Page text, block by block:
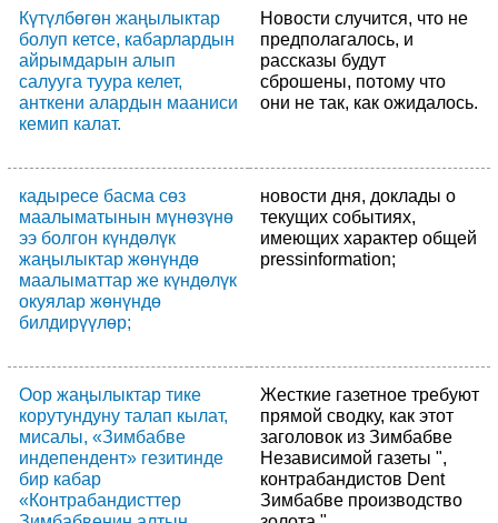
Күтүлбөгөн жаңылыктар
болуп кетсе, кабарлардын
айрымдарын алып
салууга туура келет,
анткени алардын мааниси
кемип калат.
Новости случится, что не
предполагалось, и
рассказы будут
сброшены, потому что
они не так, как ожидалось.
кадыресе басма сөз
маалыматынын мүнөзүнө
ээ болгон күндөлүк
жаңылыктар жөнүндө
маалыматтар же күндөлүк
окуялар жөнүндө
билдирүүлөр;
новости дня, доклады о
текущих событиях,
имеющих характер общей
pressinformation;
Оор жаңылыктар тике
корутундуну талап кылат,
мисалы, «Зимбабве
индепендент» гезитинде
бир кабар
«Контрабандисттер
Жесткие газетное требуют
прямой сводку, как этот
заголовок из Зимбабве
Независимой газеты ",
контрабандистов Dent
Зимбабве производство